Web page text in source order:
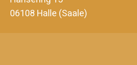
06108 Halle (Saale)